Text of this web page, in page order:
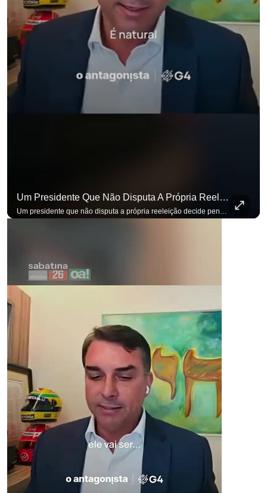
Um Presidente Que Não Disputa A Própria Reeleição Decide Pensando Em Quem Vem Depois.